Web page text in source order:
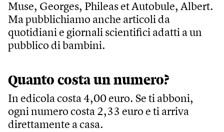
Muse, Georges, Phileas et Autobule, Albert.
Ma pubblichiamo anche articoli da
quotidiani e giornali scientifici adatti a un
pubblico di bambini.
Quanto costa un numero?
In edicola costa 4,00 euro. Se ti abboni,
ogni numero costa 2,33 euro e ti arriva
direttamente a casa.